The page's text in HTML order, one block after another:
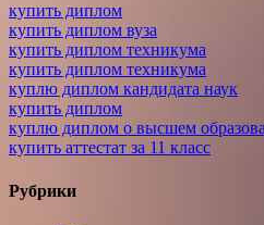
купить диплом
купить диплом вуза
купить диплом техникума
купить диплом техникума
куплю диплом кандидата наук
купить диплом
куплю диплом о высшем
купить аттестат за 11 класс
Рубрики